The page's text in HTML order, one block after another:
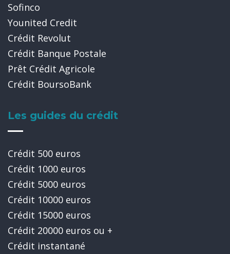
Sofinco
Younited Credit
Crédit Revolut
Crédit Banque Postale
Prêt Crédit Agricole
Crédit BoursoBank
Les guides du crédit
Crédit 500 euros
Crédit 1000 euros
Crédit 5000 euros
Crédit 10000 euros
Crédit 15000 euros
Crédit 20000 euros ou +
Crédit instantané